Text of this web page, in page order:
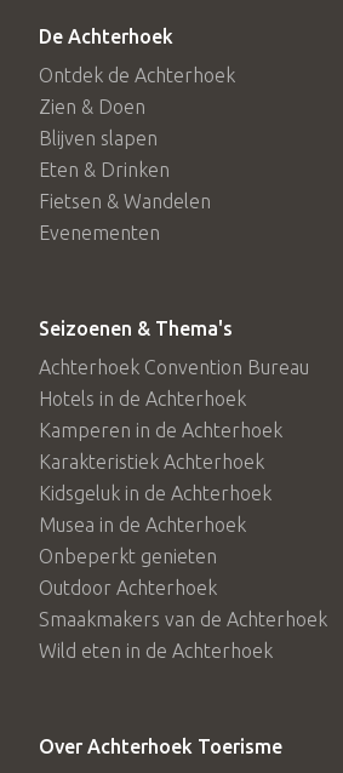
De Achterhoek
Ontdek de Achterhoek
Zien & Doen
Blijven slapen
Eten & Drinken
Fietsen & Wandelen
Evenementen
Seizoenen & Thema's
Achterhoek Convention Bureau
Hotels in de Achterhoek
Kamperen in de Achterhoek
Karakteristiek Achterhoek
Kidsgeluk in de Achterhoek
Musea in de Achterhoek
Onbeperkt genieten
Outdoor Achterhoek
Smaakmakers van de Achterhoek
Wild eten in de Achterhoek
Over Achterhoek Toerisme